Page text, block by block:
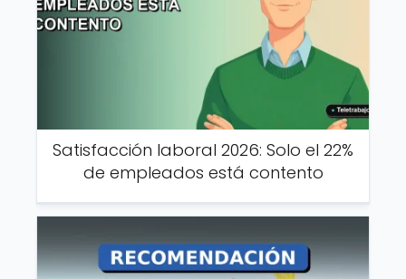
Satisfacción laboral 2026: Solo el 22%
de empleados está contento